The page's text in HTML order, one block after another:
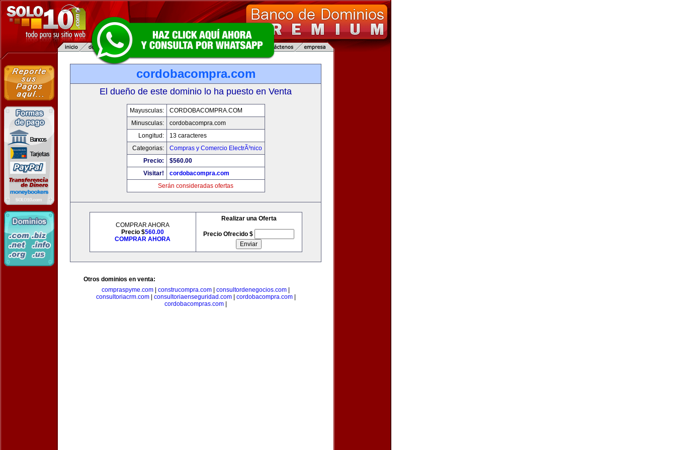
cordobacompra.com
El dueño de este dominio lo ha puesto en Venta
Mayusculas:
CORDOBACOMPRA.COM
Minusculas:
cordobacompra.com
Longitud:
13 caracteres
Categorias:
Compras y Comercio ElectrÃ³nico
Precio:
$560.00
Visitar!
cordobacompra.com
Serán consideradas ofertas
COMPRAR AHORA
Precio $560.00
COMPRAR AHORA
Realizar una Oferta
Precio Ofrecido $
Otros dominios en venta:
compraspyme.com
construcompra.com consultordenegocios.com
consultoriacrm.com| consultoriaenseguridad.com| cordobacompra.com|
cordobacompras.com